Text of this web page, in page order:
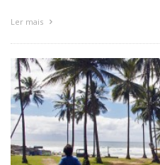
Ler mais